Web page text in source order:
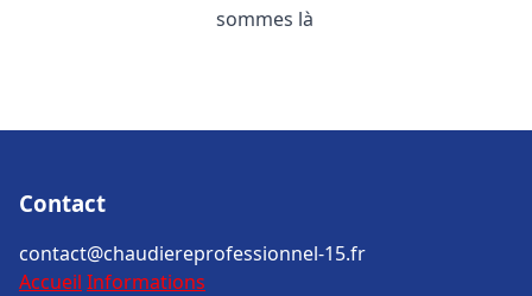
sommes là
Contact
contact@chaudiereprofessionnel-15.fr
Accueil Informations